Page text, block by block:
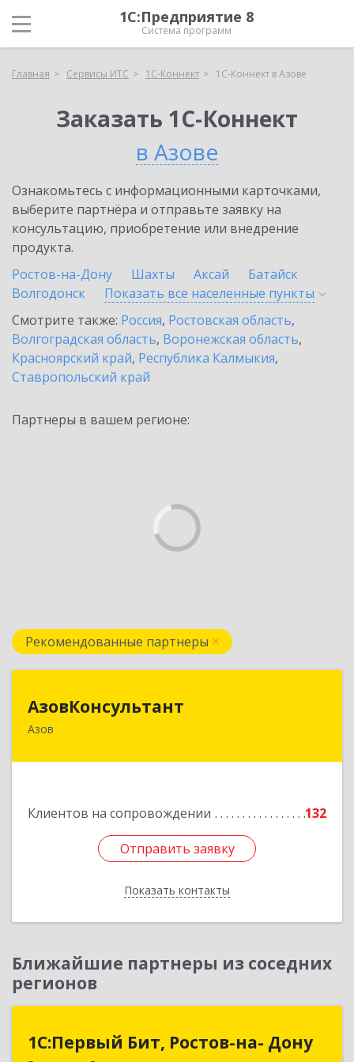
1С:Предприятие 8
Система программ
Главная Сервисы ИТС 1С-Коннект 1С-Коннект в Азове
Заказать 1С-Коннект
в Азове
Ознакомьтесь с информационными карточками,
выберите партнёра и отправьте заявку на
консультацию, приобретение или внедрение
продукта.
Ростов-на-Дону
Шахты Аксай
Батайск
Волгодонск
Показать все населенные пункты
Смотрите также: Россия, Ростовская область,
Волгоградская область, Воронежская область,
Красноярский край, Республика Калмыкия,
Ставропольский край
Партнеры в вашем регионе:
Рекомендованные партнеры
АзовКонсультант
Азов
Клиентов на сопровождении 132
Отправить заявку
Показать контакты
346780, Ростовская обл, Азов г, Петровский б-р,
Отправить заявку
Назад
Ближайшие партнеры из соседних
регионов
1С:Первый Бит, Ростов-на- Дону
1С:Первый Бит, Ростов-на- Дону